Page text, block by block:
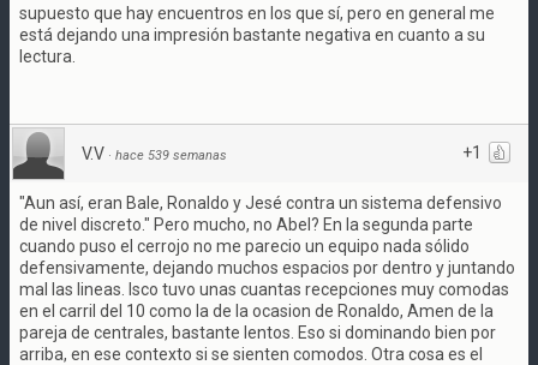
supuesto que hay encuentros en los que sí, pero en general me
está dejando una impresión bastante negativa en cuanto a su
lectura.
+1
V.V · hace 539 semanas
"Aun así, eran Bale, Ronaldo y Jesé contra un sistema defensivo
de nivel discreto." Pero mucho, no Abel? En la segunda parte
cuando puso el cerrojo no me parecio un equipo nada sólido
defensivamente, dejando muchos espacios por dentro y juntando
mal las lineas. Isco tuvo unas cuantas recepciones muy comodas
en el carril del 10 como la de la ocasion de Ronaldo, Amen de la
pareja de centrales, bastante lentos. Eso si dominando bien por
arriba, en ese contexto si se sienten comodos. Otra cosa es el